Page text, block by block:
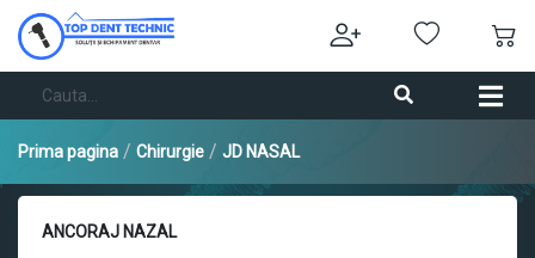
Prima pagina / Chirurgie / JD NASAL
ANCORAJ NAZAL